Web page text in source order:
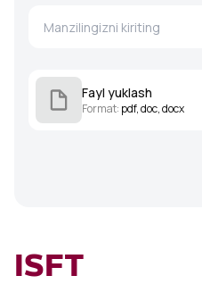
Fayl yuklash
Format: pdf, doc, docx
ISFT